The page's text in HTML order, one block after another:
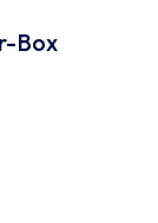
Box